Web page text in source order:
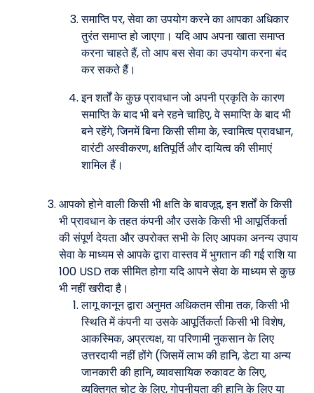
समाप्ति पर, सेवा का उपयोग करने का आपका अधिकार
तुरंत समाप्त हो जाएगा। यदि आप अपना खाता समाप्त
करना चाहते हैं, तो आप बस सेवा का उपयोग करना बंद
कर सकते हैं।
इन शर्तों के कुछ प्रावधान जो अपनी प्रकृति के कारण
समाप्ति के बाद भी बने रहने चाहिए, वे समाप्ति के बाद भी
बने रहेंगे, जिनमें बिना किसी सीमा के, स्वामित्व प्रावधान,
वारंटी अस्वीकरण, क्षतिपूर्ति और दायित्व की सीमाएं
शामिल हैं।
आपको होने वाली किसी भी क्षति के बावजूद, इन शर्तों के किसी
भी प्रावधान के तहत कंपनी और उसके किसी भी आपूर्तिकर्ता
की संपूर्ण देयता और उपरोक्त सभी के लिए आपका अनन्य उपाय
सेवा के माध्यम से आपके द्वारा वास्तव में भुगतान की गई राशि या
100 USD तक सीमित होगा यदि आपने सेवा के माध्यम से कुछ
भी नहीं खरीदा है।
लागू कानून द्वारा अनुमत अधिकतम सीमा तक, किसी भी
स्थिति में कंपनी या उसके आपूर्तिकर्ता किसी भी विशेष,
आकस्मिक, अप्रत्यक्ष, या परिणामी नुकसान के लिए
उत्तरदायी नहीं होंगे (जिसमें लाभ की हानि, डेटा या अन्य
जानकारी की हानि, व्यावसायिक रुकावट के लिए,
व्यक्तिगत चोट के लिए, गोपनीयता की हानि के लिए या